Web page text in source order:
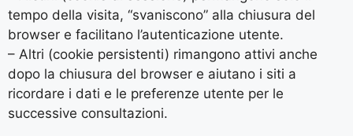
tempo della visita, “svaniscono” alla chiusura del
browser e facilitano l’autenticazione utente.
– Altri (cookie persistenti) rimangono attivi anche
dopo la chiusura del browser e aiutano i siti a
ricordare i dati e le preferenze utente per le
successive consultazioni.